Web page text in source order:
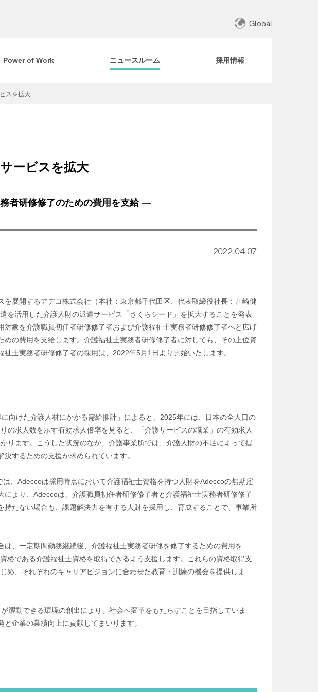
Global
Power of Work ニュースルーム 採用情報
スを拡大
ービスを拡大
者研修修了のための費用を支給 ―
2022.04.07
展開するアデコ株式会社（本社：東京都千代田区、代表取締役社長：川崎健
活用した介護人財の派遣サービス「さくらシード」を拡大することを発表
象を介護職員初任者研修修了者および介護福祉士実務者研修修了者へと広げ
の費用を支給します。介護福祉士実務者研修修了者に対しても、その上位資
士実務者研修修了者の採用は、2022年5月1日より開始いたします。
向けた介護人材にかかる需給推計」によると、2025年には、日本の全人口の
求人数を示す有効求人倍率を見ると、「介護サービスの職業」の有効求人
ます。こうした状況のなか、介護事業所では、介護人財の不足によって提
するための支援が求められています。
、Adeccoは採用時点において介護福祉士資格を持つ人財をAdeccoの無期雇
より、Adeccoは、介護職員初任者研修修了者と介護福祉士実務者研修修了
たない場合も、課題解決力を有する人財を採用し、育成することで、事業所
、一定期間勤務継続後、介護福祉士実務者研修を修了するための費用を
である介護福祉士資格を取得できるよう支援します。これらの資格取得支
、それぞれのキャリアビジョンに合わせた教育・訓練の機会を提供しま
動できる環境の創出により、社会へ変革をもたらすことを目指していま
企業の業績向上に貢献してまいります。